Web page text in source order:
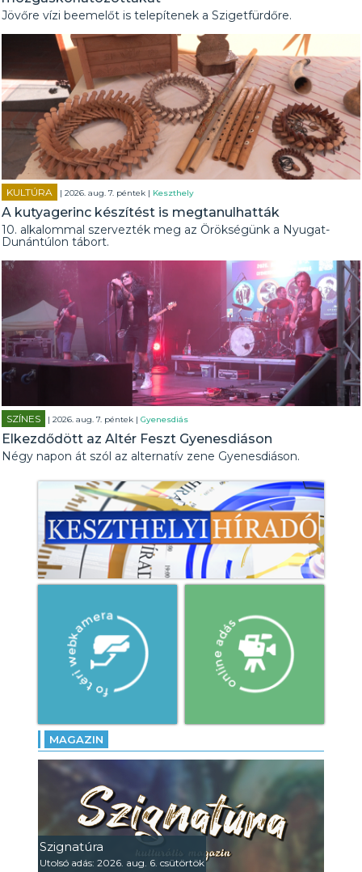
Jövőre vízi beemelőt is telepítenek a Szigetfürdőre.
KULTÚRA | 2026. aug. 7. péntek | Keszthely
A kutyagerinc készítést is megtanulhatták
10. alkalommal szervezték meg az Örökségünk a Nyugat-
Dunántúlon tábort.
SZÍNES | 2026. aug. 7. péntek |Gyenesdiás
Elkezdődött az Altér Feszt Gyenesdiáson
Négy napon át szól az alternatív zene Gyenesdiáson.
MAGAZIN
Szignatúra
Utolsó adás: 2026. aug. 6. csütörtök